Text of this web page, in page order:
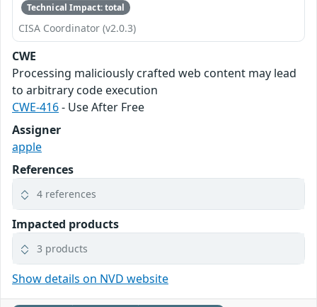
Technical Impact: total
CISA Coordinator (v2.0.3)
CWE
Processing maliciously crafted web content may lead
to arbitrary code execution
CWE-416- Use After Free
Assigner
apple
References
4 references
Impacted products
3 products
Show details on NVD website